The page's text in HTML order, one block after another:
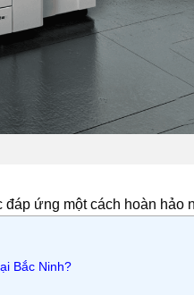
ứng một cách hoàn hảo
Bắc Ninh?